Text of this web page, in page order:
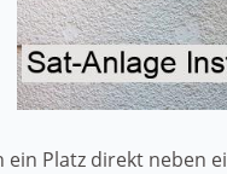
Platz direkt neben